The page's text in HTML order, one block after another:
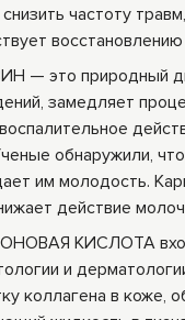
частоту
— это природный
замедляет
обнаружили,
им молодость.
действие
КИСЛОТА
и
коллагена в коже,